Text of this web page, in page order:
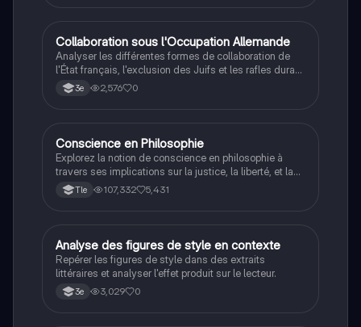
CHistoire
Collaboration sous l'Occupation Allemande
Analyser les différentes formes de collaboration de
l'État français, l'exclusion des Juifs et les rafles durant
la Seconde Guerre mondiale.
3e 2,576 0
Philosophie
Conscience en Philosophie
Explorez la notion de conscience en philosophie à
travers ses implications sur la justice, la liberté, et la
connaissance. Cette fiche de révision aborde les
débats philosophiques sur la conscience, le cogito, et
étudiants en philosophie cherchant à approfondir leur
compréhension des enjeux éthiques et existentiels.
Tle 107,332 5,431
AFrançais
Analyse des figures de style en contexte
Repérer les figures de style dans des extraits
littéraires et analyser l'effet produit sur le lecteur.
3e 3,029 0